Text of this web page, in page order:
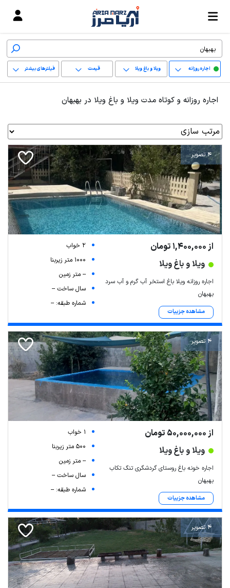
اجاره روزانه ویلا و باغ ویلا قیمت فیلترهای بیشتر
پاک کردن محدوده
انتخابی
اجاره روزانه و کوتاه مدت ویلا و باغ ویلا در بهبهان
4 تصویر
از 1,400,000 تومان
ویلا و باغ ویلا
اجاره روزانه ویلا باغ استخر آب گرم و آب سرد
بهبهان
مشاهده جزییات
2 خواب
1000 متر زیربنا
-- متر زمین
سال ساخت --
شماره طبقه: --
4 تصویر
از 50,000,000 تومان
ویلا و باغ ویلا
اجاره خونه باغ روستای گردشگری تنگ تکاب
بهبهان
مشاهده جزییات
1 خواب
500 متر زیربنا
-- متر زمین
سال ساخت --
شماره طبقه: --
4 تصویر